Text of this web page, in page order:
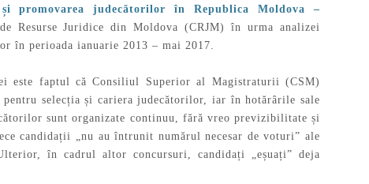
și promovarea judecătorilor în Republica Moldova –
Resurse Juridice din Moldova (CRJM) în urma analizei
în perioada ianuarie 2013 – mai 2017.
este faptul că Consiliul Superior al Magistraturii (CSM)
selecția și cariera judecătorilor, iar în hotărârile sale
sunt organizate continuu, fără vreo previzibilitate și
candidații „nu au întrunit numărul necesar de voturi” ale
în cadrul altor concursuri, candidați „eșuați” deja